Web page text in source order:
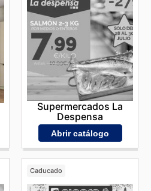
Supermercados La
Despensa
Abrir catálogo
Caducado